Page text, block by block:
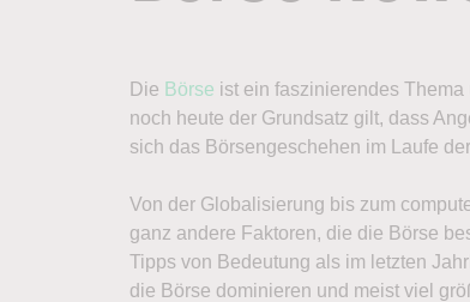
Die Börse ist ein faszinierendes
noch heute der Grundsatz gilt, dass
sich das Börsengeschehen im Laufe
Von der Globalisierung bis zum
ganz andere Faktoren, die die Börse
Tipps von Bedeutung als im letzten
die Börse dominieren und meist viel